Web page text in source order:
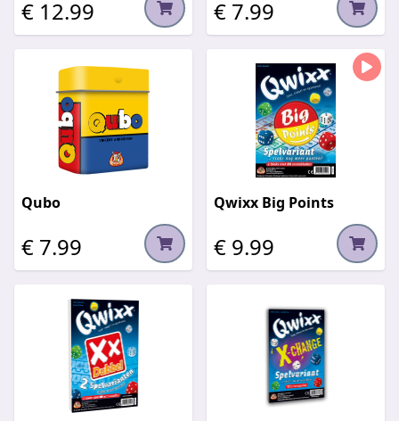
€ 12.99 € 7.99
Qubo
€ 7.99
Qwixx Big Points
€ 9.99